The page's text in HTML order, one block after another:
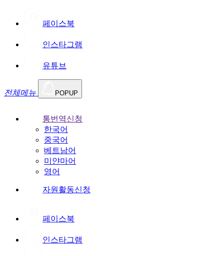
페이스북
인스타그램
유튜브
전체메뉴 POPUP
통번역신청
한국어
중국어
베트남어
미얀마어
영어
자원활동신청
페이스북
인스타그램